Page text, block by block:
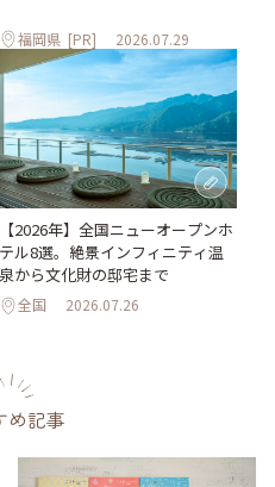
福岡県 [PR] 2026.07.29
【2026年】全国ニューオープンホ
テル8選。絶景インフィニティ温
泉から文化財の邸宅まで
全国 2026.07.26
め記事